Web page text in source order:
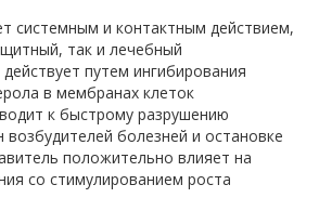
системным и контактным действием,
так и лечебный
путем ингибирования
в мембранах клеток
к быстрому разрушению
болезней и остановке
положительно влияет на
со стимулированием роста